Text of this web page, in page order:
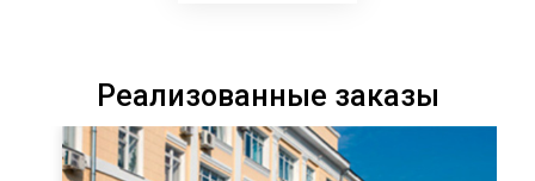
Реализованные заказы